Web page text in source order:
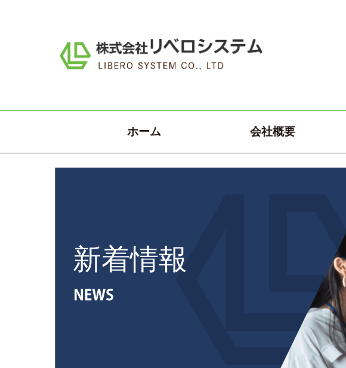
ホーム 会社概要
新着情報